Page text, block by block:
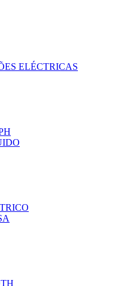
ELÉCTRICAS